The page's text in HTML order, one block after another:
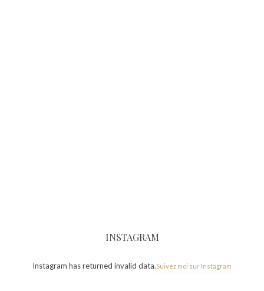
INSTAGRAM
Instagram has returned invalid data.Suivez moi sur Instagram